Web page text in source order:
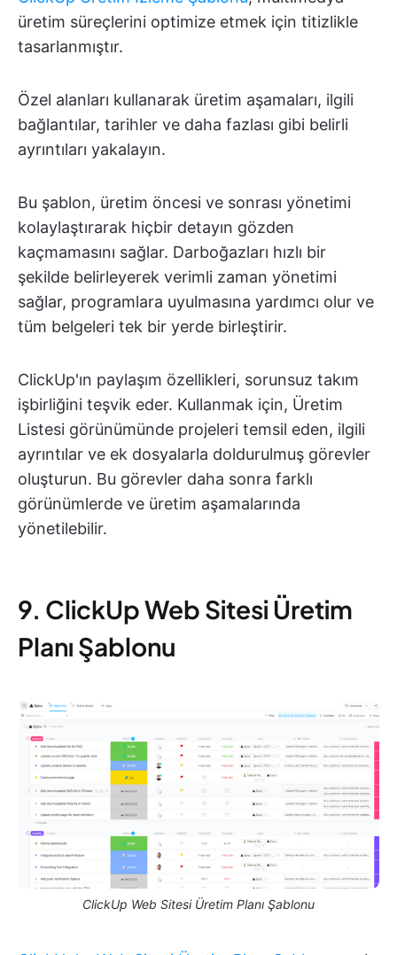
üretim süreçlerini optimize etmek için titizlikle
tasarlanmıştır.
Özel alanları kullanarak üretim aşamaları, ilgili
bağlantılar, tarihler ve daha fazlası gibi belirli
ayrıntıları yakalayın.
Bu şablon, üretim öncesi ve sonrası yönetimi
kolaylaştırarak hiçbir detayın gözden
kaçmamasını sağlar. Darboğazları hızlı bir
şekilde belirleyerek verimli zaman yönetimi
sağlar, programlara uyulmasına yardımcı olur ve
tüm belgeleri tek bir yerde birleştirir.
ClickUp'ın paylaşım özellikleri, sorunsuz takım
işbirliğini teşvik eder. Kullanmak için, Üretim
Listesi görünümünde projeleri temsil eden, ilgili
ayrıntılar ve ek dosyalarla doldurulmuş görevler
oluşturun. Bu görevler daha sonra farklı
görünümlerde ve üretim aşamalarında
yönetilebilir.
9. ClickUp Web Sitesi Üretim
Planı Şablonu
ClickUp Web Sitesi Üretim Planı Şablonu